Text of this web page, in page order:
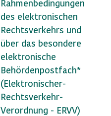
Rahmenbedingungen
des elektronischen
Rechtsverkehrs und
über das besondere
elektronische
Behördenpostfach*
(Elektronischer-
Rechtsverkehr-
Verordnung - ERVV)